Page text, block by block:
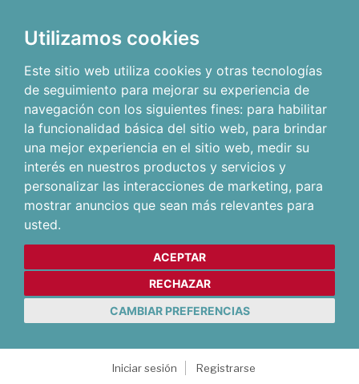
Utilizamos cookies
Este sitio web utiliza cookies y otras tecnologías
de seguimiento para mejorar su experiencia de
navegación con los siguientes fines: para habilitar
la funcionalidad básica del sitio web, para brindar
una mejor experiencia en el sitio web, medir su
interés en nuestros productos y servicios y
personalizar las interacciones de marketing, para
mostrar anuncios que sean más relevantes para
usted.
ACEPTAR
RECHAZAR
CAMBIAR PREFERENCIAS
Iniciar sesión
Registrarse